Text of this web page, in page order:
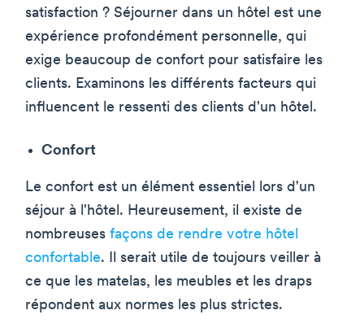
satisfaction ? Séjourner dans un hôtel est une
expérience profondément personnelle, qui
exige beaucoup de confort pour satisfaire les
clients. Examinons les différents facteurs qui
influencent le ressenti des clients d'un hôtel.
Confort
Le confort est un élément essentiel lors d'un
séjour à l'hôtel. Heureusement, il existe de
nombreuses façons de rendre votre hôtel
confortable. Il serait utile de toujours veiller à
ce que les matelas, les meubles et les draps
répondent aux normes les plus strictes.